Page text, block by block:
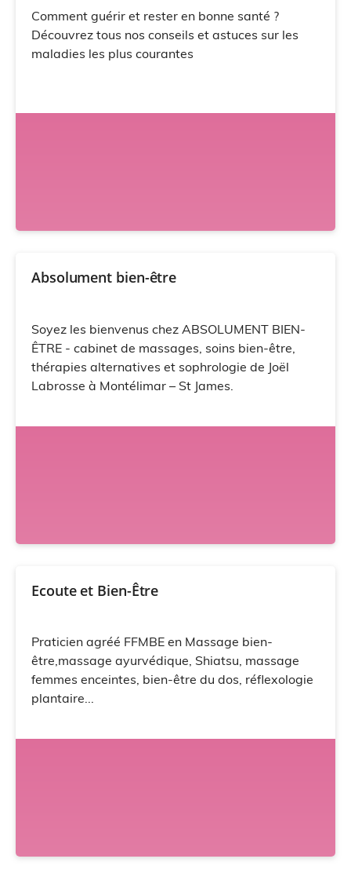
Comment guérir et rester en bonne santé ?
Découvrez tous nos conseils et astuces sur les
maladies les plus courantes
Absolument bien-être
Soyez les bienvenus chez ABSOLUMENT BIEN-
ÊTRE - cabinet de massages, soins bien-être,
thérapies alternatives et sophrologie de Joël
Labrosse à Montélimar – St James.
Ecoute et Bien-Être
Praticien agréé FFMBE en Massage bien-
être,massage ayurvédique, Shiatsu, massage
femmes enceintes, bien-être du dos, réflexologie
plantaire...